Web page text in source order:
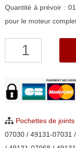
Quantité à prévoir :
pour le moteur
quantité
de
joints
turbo
Pochettes de joints
07030 / 49131-07031